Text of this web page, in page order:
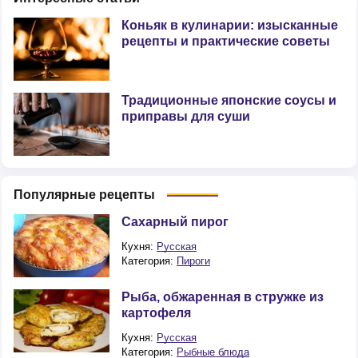
Коньяк в кулинарии: изысканные
рецепты и практические советы
Традиционные японские соусы и
приправы для суши
Популярные рецепты
Сахарный пирог
Кухня: Русская
Категория: Пироги
Рыба, обжаренная в стружке из
картофеля
Кухня: Русская
Категория: Рыбные блюда